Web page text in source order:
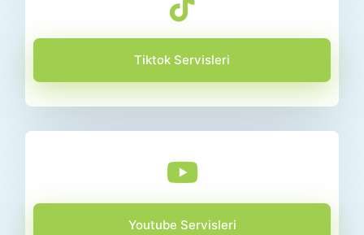
Tiktok Servisleri
Youtube Servisleri